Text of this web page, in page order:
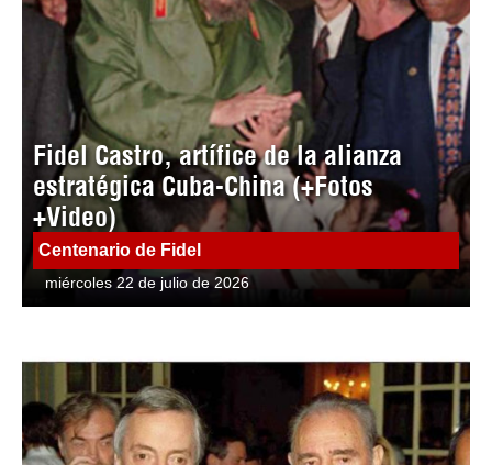
Fidel Castro, artífice de la alianza
estratégica Cuba-China (+Fotos
+Video)
Centenario de Fidel
miércoles 22 de julio de 2026